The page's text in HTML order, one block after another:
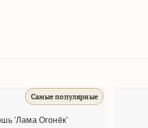
популярные